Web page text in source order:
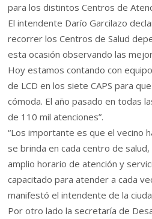
para los distintos Centros de
El intendente Darío Garcilazo
recorrer los Centros de Salud
esta ocasión observando las
Hoy estamos contando con
de LCD en los siete CAPS para
cómoda. El año pasado en todas
de 110 mil atenciones”.
“Los importante es que el vecino
se brinda en cada centro de
amplio horario de atención y
capacitado para atender a cada
manifestó el intendente de la
Por otro lado la secretaría de